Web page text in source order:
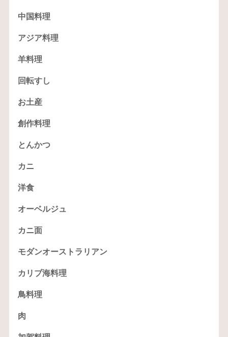
中国料理
アジア料理
羊料理
回転すし
お土産
創作料理
とんかつ
カニ
洋食
オーベルジュ
カニ面
モダンオーストラリアン
カリブ海料理
鳥料理
肉